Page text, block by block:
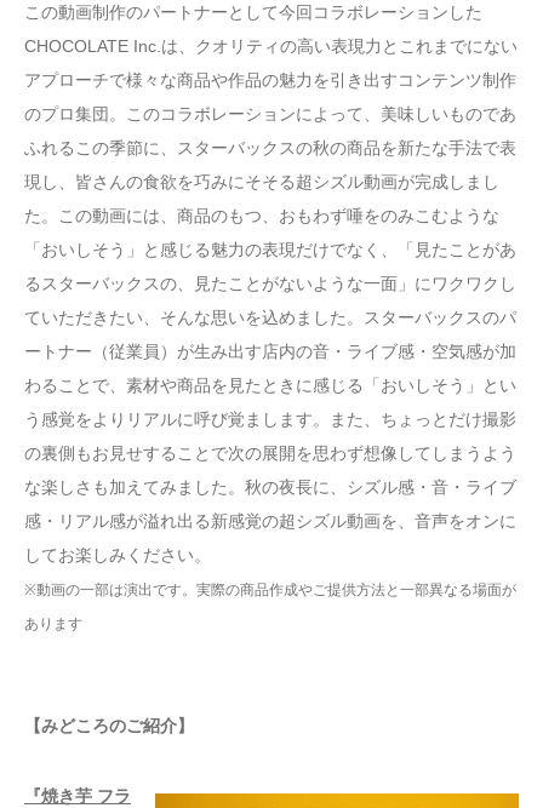
この動画制作のパートナーとして今回コラボレーションした
CHOCOLATE Inc.は、クオリティの高い表現力とこれまでにない
アプローチで様々な商品や作品の魅力を引き出すコンテンツ制作
のプロ集団。このコラボレーションによって、美味しいものであ
ふれるこの季節に、スターバックスの秋の商品を新たな手法で表
現し、皆さんの食欲を巧みにそそる超シズル動画が完成しまし
た。この動画には、商品のもつ、おもわず唾をのみこむような
「おいしそう」と感じる魅力の表現だけでなく、「見たことがあ
るスターバックスの、見たことがないような一面」にワクワクし
ていただきたい、そんな思いを込めました。スターバックスのパ
ートナー（従業員）が生み出す店内の音・ライブ感・空気感が加
わることで、素材や商品を見たときに感じる「おいしそう」とい
う感覚をよりリアルに呼び覚まします。また、ちょっとだけ撮影
の裏側もお見せすることで次の展開を思わず想像してしまうよう
な楽しさも加えてみました。秋の夜長に、シズル感・音・ライブ
感・リアル感が溢れ出る新感覚の超シズル動画を、音声をオンに
してお楽しみください。
※動画の一部は演出です。実際の商品作成やご提供方法と一部異なる場面が
あります
【みどころのご紹介】
『焼き芋 フラ